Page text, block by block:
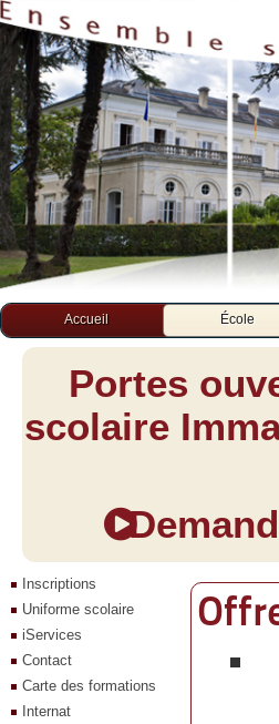
Accueil École
Portes
scolaire
Inscriptions
Uniforme scolaire
iServices
Contact
Carte des formations
Internat